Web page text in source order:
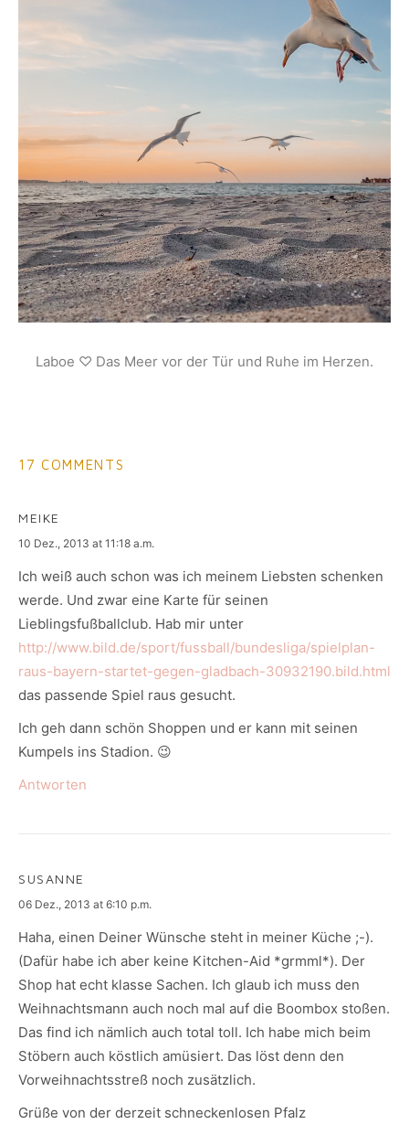
Laboe ♡ Das Meer vor der Tür und Ruhe im Herzen.
17 COMMENTS
MEIKE
says:
10 Dez., 2013 at 11:18 a.m.
Ich weiß auch schon was ich meinem Liebsten schenken
werde. Und zwar eine Karte für seinen
Lieblingsfußballclub. Hab mir unter
http://www.bild.de/sport/fussball/bundesliga/spielplan-
raus-bayern-startet-gegen-gladbach-30932190.bild.html
das passende Spiel raus gesucht.
Ich geh dann schön Shoppen und er kann mit seinen
Kumpels ins Stadion. 😉
Antworten
SUSANNE
says:
06 Dez., 2013 at 6:10 p.m.
Haha, einen Deiner Wünsche steht in meiner Küche ;-).
(Dafür habe ich aber keine Kitchen-Aid *grmml*). Der
Shop hat echt klasse Sachen. Ich glaub ich muss den
Weihnachtsmann auch noch mal auf die Boombox stoßen.
Das find ich nämlich auch total toll. Ich habe mich beim
Stöbern auch köstlich amüsiert. Das löst denn den
Vorweihnachtsstreß noch zusätzlich.
Grüße von der derzeit schneckenlosen Pfalz